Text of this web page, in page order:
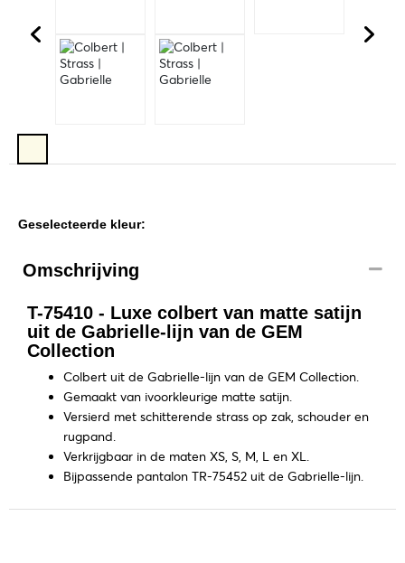
Geselecteerde kleur:
Omschrijving
T-75410 - Luxe colbert van matte satijn
uit de Gabrielle-lijn van de GEM
Collection
Colbert uit de Gabrielle-lijn van de GEM Collection.
Gemaakt van ivoorkleurige matte satijn.
Versierd met schitterende strass op zak, schouder en
rugpand.
Verkrijgbaar in de maten XS, S, M, L en XL.
Bijpassende pantalon TR-75452 uit de Gabrielle-lijn.